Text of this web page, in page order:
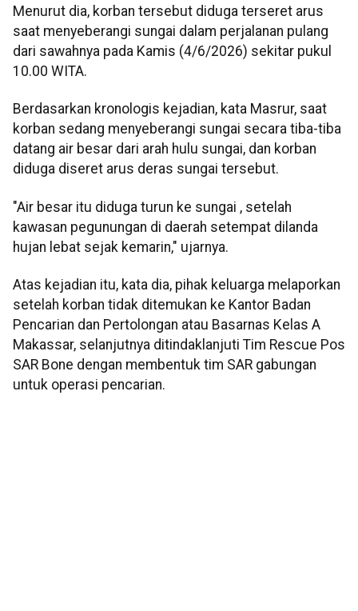
Menurut dia, korban tersebut diduga terseret arus
saat menyeberangi sungai dalam perjalanan pulang
dari sawahnya pada Kamis (4/6/2026) sekitar pukul
10.00 WITA.
Berdasarkan kronologis kejadian, kata Masrur, saat
korban sedang menyeberangi sungai secara tiba-tiba
datang air besar dari arah hulu sungai, dan korban
diduga diseret arus deras sungai tersebut.
"Air besar itu diduga turun ke sungai , setelah
kawasan pegunungan di daerah setempat dilanda
hujan lebat sejak kemarin," ujarnya.
Atas kejadian itu, kata dia, pihak keluarga melaporkan
setelah korban tidak ditemukan ke Kantor Badan
Pencarian dan Pertolongan atau Basarnas Kelas A
Makassar, selanjutnya ditindaklanjuti Tim Rescue Pos
SAR Bone dengan membentuk tim SAR gabungan
untuk operasi pencarian.